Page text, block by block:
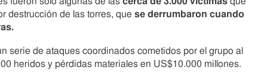
destrucción de las torres, que se derrumbaron cuando
serie de ataques coordinados cometidos por el grupo al
heridos y pérdidas materiales en US$10.000 millones.